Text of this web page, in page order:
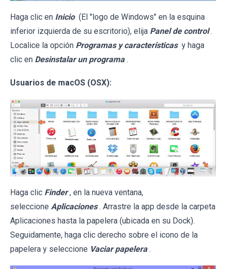
Haga clic en Inicio (El "logo de Windows" en la esquina
inferior izquierda de su escritorio), elija Panel de control .
Localice la opción Programas y características y haga
clic en Desinstalar un programa .
Usuarios de macOS (OSX):
Haga clic Finder , en la nueva ventana,
seleccione Aplicaciones . Arrastre la app desde la carpeta
Aplicaciones hasta la papelera (ubicada en su Dock).
Seguidamente, haga clic derecho sobre el icono de la
papelera y seleccione Vaciar papelera .